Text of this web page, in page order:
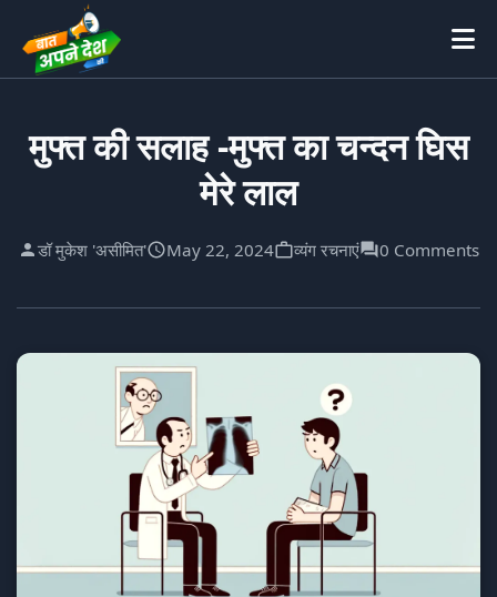
मुफ्त की सलाह -मुफ्त का चन्दन घिस
मेरे लाल
डॉ मुकेश 'असीमित' May 22, 2024 व्यंग रचनाएं 0 Comments